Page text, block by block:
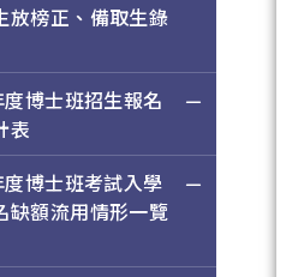
放榜正、備取生錄
博士班招生報名
表
博士班考試入學
缺額流用情形一覽